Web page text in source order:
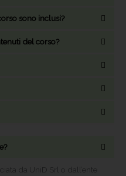
sono inclusi?
del corso?
da UniD Srl o dall’ente